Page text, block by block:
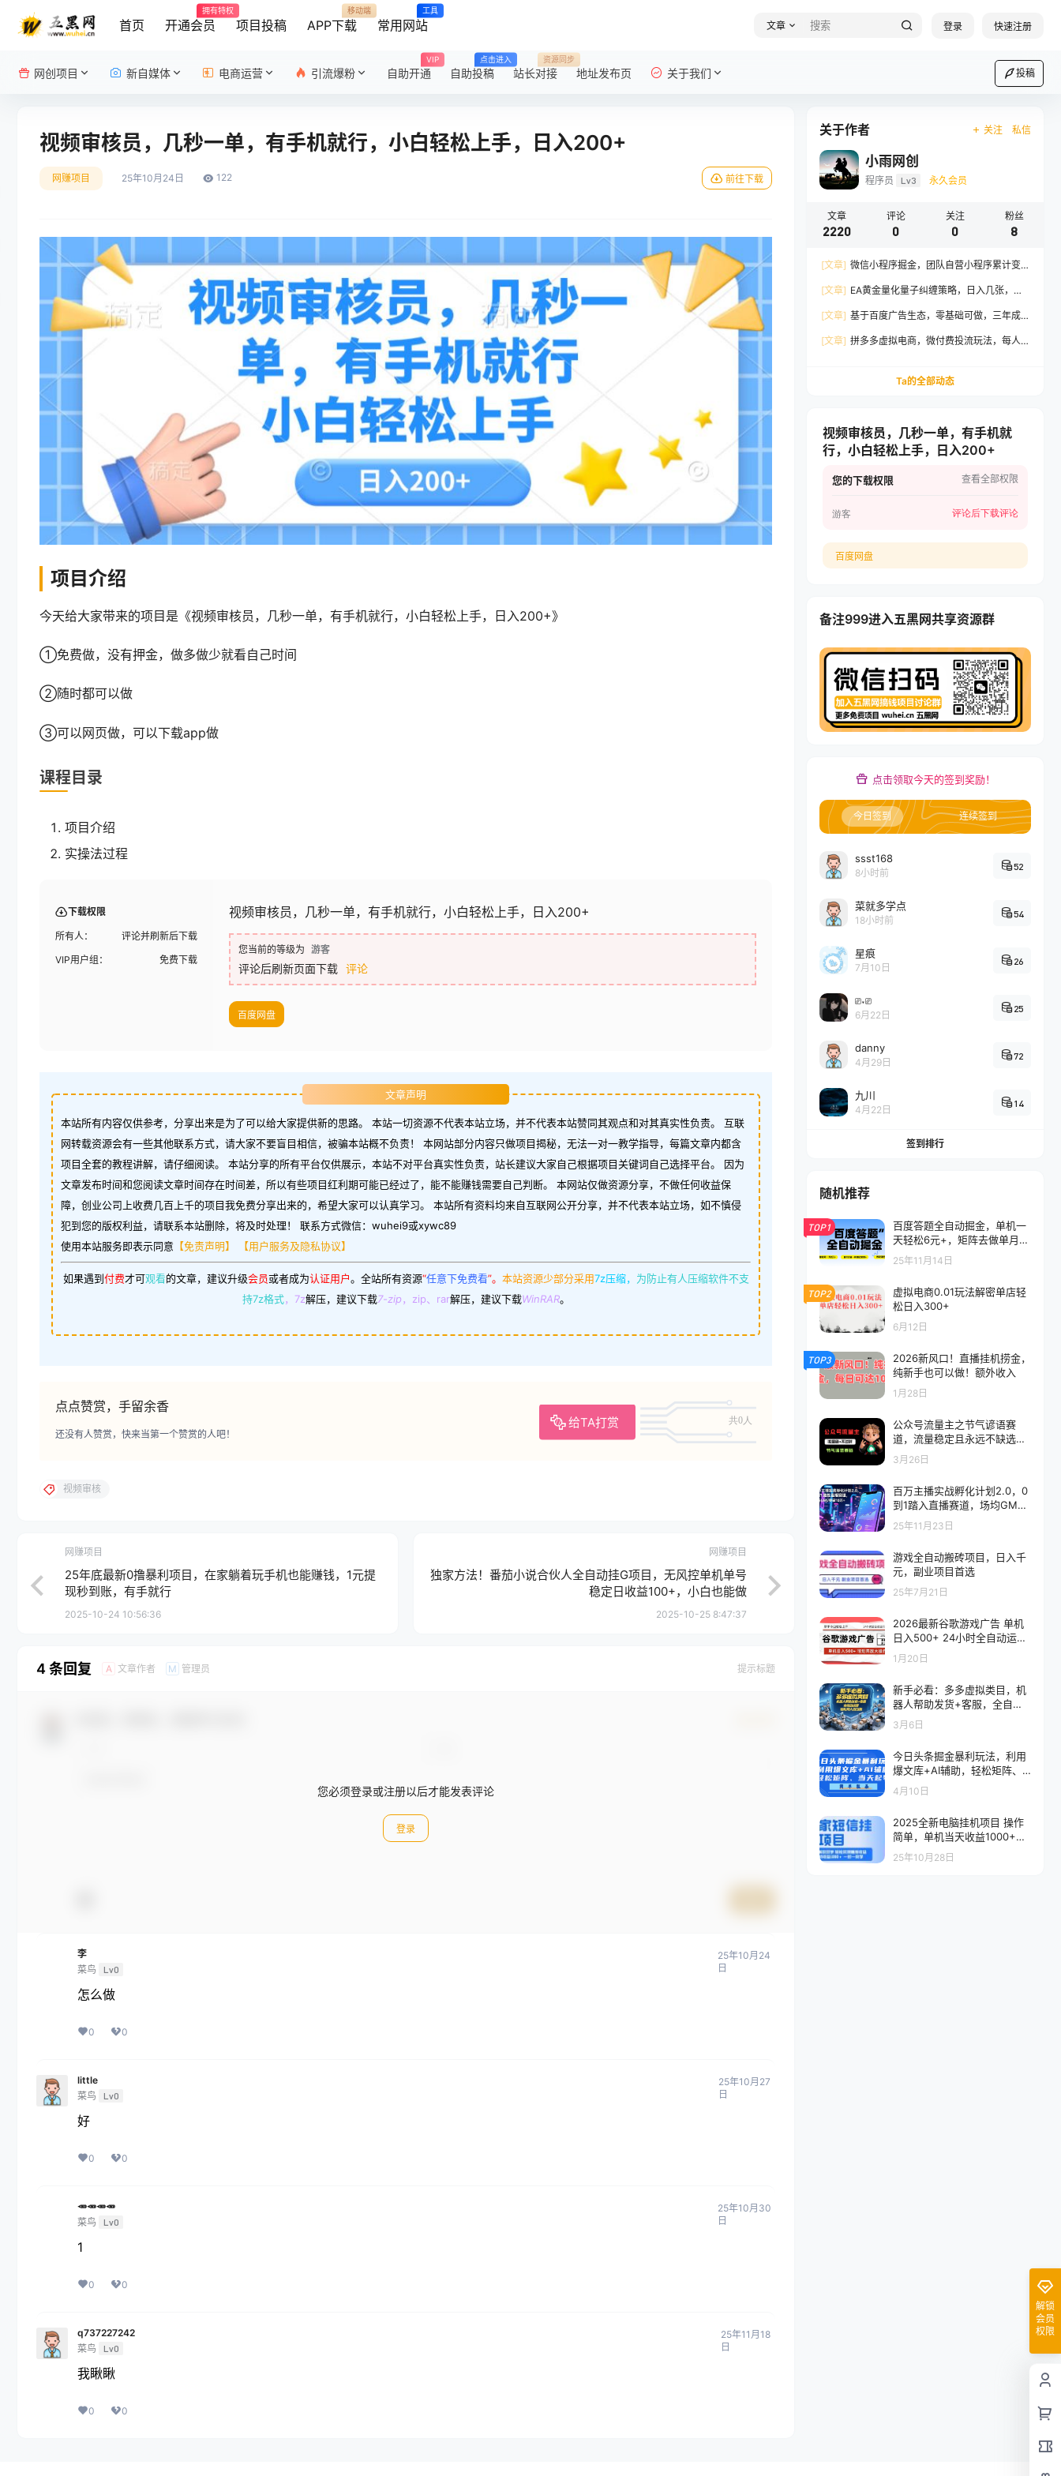
首页 开通会员
拥有特权
项目投稿 APP下载
移动端
常用网站
工具
文章 登录 快速注册
网创项目 新自媒体 电商运营 引流爆粉 自助开通
VIP
自助投稿
点击进入
站长对接
资源同步
地址发布页 关于我们 投稿
视频审核员，几秒一单，有手机就行，小白轻松上手，日入200+
网赚项目 25年10月24日 122 前往下载
项目介绍
今天给大家带来的项目是《视频审核员，几秒一单，有手机就行，小白轻松上手，日入200+》
①免费做，没有押金，做多做少就看自己时间
②随时都可以做
③可以网页做，可以下载app做
课程目录
项目介绍
实操法过程
下载权限
所有人：
评论并刷新后下载
VIP用户组：
免费下载
视频审核员，几秒一单，有手机就行，小白轻松上手，日入200+
您当前的等级为 游客
评论后刷新页面下载 评论
百度网盘
文章声明
本站所有内容仅供参考，分享出来是为了可以给大家提供新的思路。 本站一切资源不代表本站立场，并不代表本站赞同其观点和对其真实性负责。 互联
网转载资源会有一些其他联系方式，请大家不要盲目相信，被骗本站概不负责！ 本网站部分内容只做项目揭秘，无法一对一教学指导，每篇文章内都含
项目全套的教程讲解，请仔细阅读。 本站分享的所有平台仅供展示，本站不对平台真实性负责，站长建议大家自己根据项目关键词自己选择平台。 因为
文章发布时间和您阅读文章时间存在时间差，所以有些项目红利期可能已经过了，能不能赚钱需要自己判断。 本网站仅做资源分享，不做任何收益保
障，创业公司上收费几百上千的项目我免费分享出来的，希望大家可以认真学习。 本站所有资料均来自互联网公开分享，并不代表本站立场，如不慎侵
犯到您的版权利益，请联系本站删除，将及时处理！ 联系方式微信：wuhei9或xywc89
使用本站服务即表示同意 【免责声明】 【用户服务及隐私协议】
如果遇到付费才可观看的文章，建议升级会员或者成为认证用户。 全站所有资源“任意下免费看”。 本站资源少部分采用7z压缩， 为防止有人压缩软件不支
持7z格式，7z解压，建议下载7-zip，zip、rar解压，建议下载WinRAR。
点点赞赏，手留余香
给TA打赏 共0人
还没有人赞赏，快来当第一个赞赏的人吧！
视频审核
网赚项目
25年底最新0撸暴利项目，在家躺着玩手机也能赚钱，1元提
现秒到账，有手就行
2025-10-24 10:56:36
网赚项目
独家方法！番茄小说合伙人全自动挂G项目，无风控单机单号
稳定日收益100+，小白也能做
2025-10-25 8:47:37
4 条回复 A 文章作者 M 管理员 提示标题
您必须登录或注册以后才能发表评论
登录
李
菜鸟
Lv0
25年10月24
日
怎么做
0 0
little
菜鸟
Lv0
25年10月27
日
好
0 0
🥕🥕🥕🥕
菜鸟
Lv0
25年10月30
日
1
0 0
q737227242
菜鸟
Lv0
25年11月18
日
我瞅瞅
0 0
关于作者 关注 私信
小雨网创
程序员 Lv3 永久会员
文章
2220
评论
0
关注
0
粉丝
8
[文章] 微信小程序掘金，团队自营小程序累计变
[文章] EA黄金量化量子纠缠策略，日入几张，全
[文章] 基于百度广告生态，零基础可做，三年成
[文章] 拼多多虚拟电商，微付费投流玩法，每人
Ta的全部动态
视频审核员，几秒一单，有手机就
行，小白轻松上手，日入200+
您的下载权限 查看全部权限
游客 评论后下载评论
百度网盘
备注999进入五黑网共享资源群
点击领取今天的签到奖励！
今日签到 连续签到
ssst168
8小时前
52
菜就多学点
18小时前
54
星痕
7月10日
26
⎚˕⎚
6月22日
25
danny
4月29日
72
九川
4月22日
14
签到排行
随机推荐
TOP1
百度答题全自动掘金，单机一
天轻松6元+，矩阵去做单月稳
定3000+，操作简单手机无脑
去跑
25年11月14日
TOP2
虚拟电商0.01玩法解密单店轻
松日入300+
6月12日
TOP3
2026新风口！直播挂机捞金，
纯新手也可以做！额外收入
1月28日
公众号流量主之节气谚语赛
道，流量稳定且永远不缺选
题，适合新手学习！
3月26日
百万主播实战孵化计划2.0，0
到1踏入直播赛道，场均GMV
突破10万+
25年11月23日
游戏全自动搬砖项目，日入千
元，副业项目首选
25年7月21日
2026最新谷歌游戏广告 单机
日入500+ 24小时全自动运
行，新手小白轻松玩转
1月20日
新手必看：多多虚拟类目，机
器人帮助发货+客服，全自动
运营，轻松月入五位数
3月6日
今日头条掘金暴利玩法，利用
爆文库+AI辅助，轻松矩阵、
当天起号，简单粗暴
4月10日
2025全新电脑挂机项目 操作
简单，单机当天收益1000+，
收益无上限，可矩阵操作
25年10月28日
解锁
会员
权限